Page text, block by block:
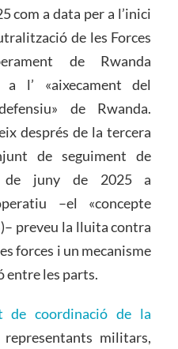
com a data per a l’inici
de les Forces
de Rwanda
l’ «aixecament del
de Rwanda.
després de la tercera
de seguiment de
de juny de 2025 a
–el «concepte
preveu la lluita contra
forces i un mecanisme
entre les parts.
de coordinació de la
militars,